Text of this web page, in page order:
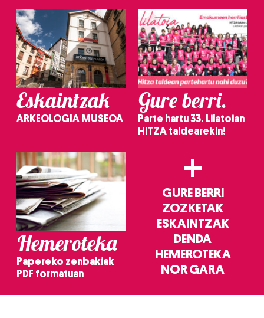
Eskaintzak
ARKEOLOGIA MUSEOA
Gure berri.
Parte hartu 33. Lilatoian
HITZA taldearekin!
Hemeroteka
Papereko zenbakiak
PDF formatuan
+
GURE BERRI
ZOZKETAK
ESKAINTZAK
DENDA
HEMEROTEKA
NOR GARA